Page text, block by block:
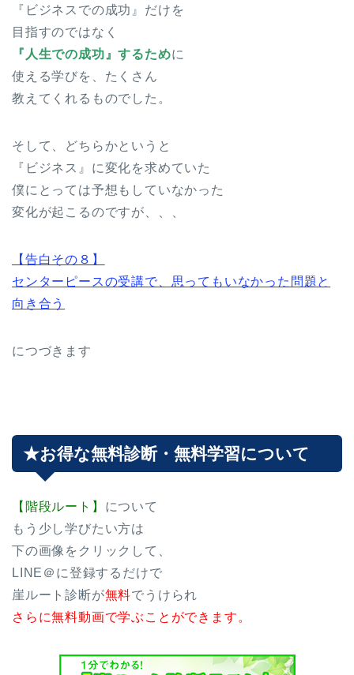
『ビジネスでの成功』だけを
目指すのではなく
『人生での成功』するために
使える学びを、たくさん
教えてくれるものでした。
そして、どちらかというと
『ビジネス』に変化を求めていた
僕にとっては予想もしていなかった
変化が起こるのですが、、、
【告白その８】
センターピースの受講で、思ってもいなかった問題と
向き合う
につづきます
★お得な無料診断・無料学習について
【階段ルート】 について
もう少し学びたい方は
下の画像をクリックして、
LINE＠に登録するだけで
崖ルート診断が無料でうけられ
さらに無料動画で学ぶことができます。